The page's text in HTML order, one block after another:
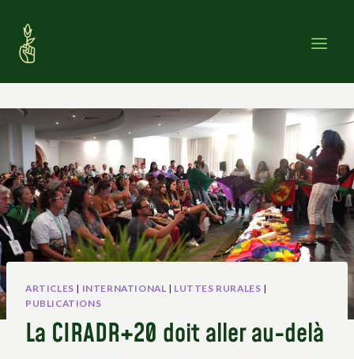
content
ARTICLES | INTERNATIONAL | LUTTES RURALES |
PUBLICATIONS
La CIRADR+20 doit aller au-delà